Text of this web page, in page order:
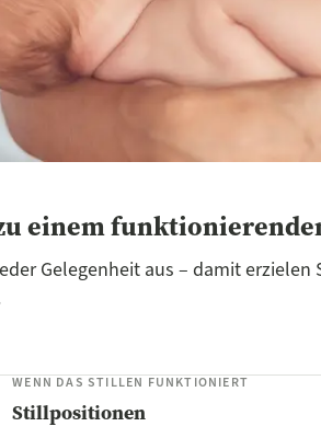
einem
Gelegenheit aus – damit erzielen
WENN DAS STILLEN FUNKTIONIERT
Stillpositionen